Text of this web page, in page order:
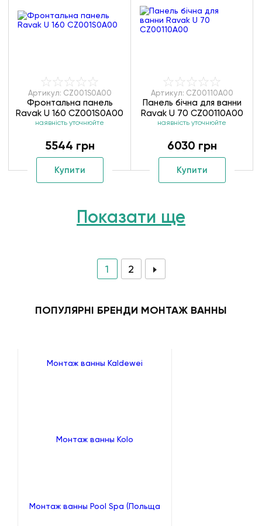
Артикул: CZ001S0A00
Фронтальна панель
Ravak U 160 CZ001S0A00
наявність уточнюйте
5544 грн
Купити
Артикул: CZ00110A00
Панель бічна для ванни
Ravak U 70 CZ00110A00
наявність уточнюйте
6030 грн
Купити
Показати ще
1 2
ПОПУЛЯРНІ БРЕНДИ МОНТАЖ ВАННЫ
Монтаж ванны Kaldewei
Монтаж ванны Kolo
Монтаж ванны Pool Spa (Польща